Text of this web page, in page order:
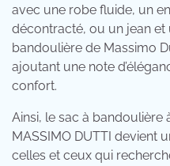
avec une robe fluide, un
décontracté, ou un jean et
bandoulière de Massimo
ajoutant une note
confort.
Ainsi, le sac à bandoulière
MASSIMO DUTTI devient
celles et ceux qui